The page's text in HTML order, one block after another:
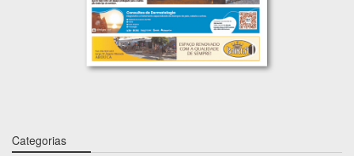
Categorias